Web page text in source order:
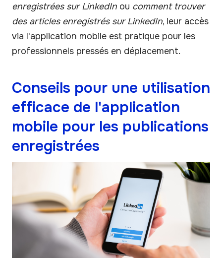
enregistrées sur LinkedIn ou comment trouver
des articles enregistrés sur LinkedIn, leur accès
via l'application mobile est pratique pour les
professionnels pressés en déplacement.
Conseils pour une utilisation
efficace de l'application
mobile pour les publications
enregistrées